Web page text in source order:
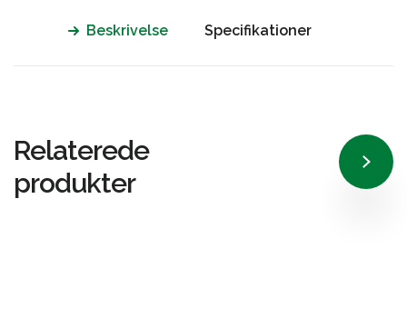
Beskrivelse Specifikationer
Relaterede
produkter